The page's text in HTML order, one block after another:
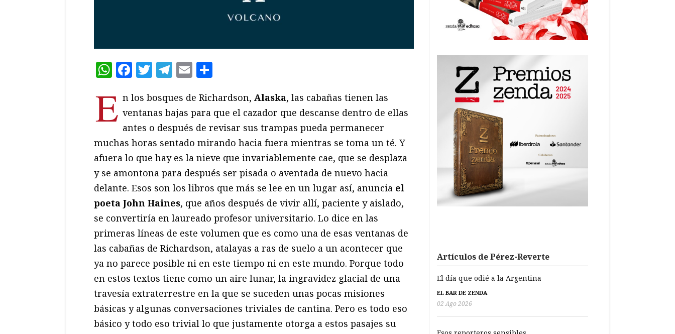
WhatsApp
Facebook
Twitter
Telegram
Email
E n los bosques de Richardson, Alaska, las cabañas tienen las
ventanas bajas para que el cazador que descanse dentro de ellas
antes o después de revisar sus trampas pueda permanecer
muchas horas sentado mirando hacia fuera mientras se toma un té. Y
afuera lo que hay es la nieve que invariablemente cae, que se desplaza
y se amontona para después ser pisada o aventada de nuevo hacia
delante. Esos son los libros que más se lee en un lugar así, anuncia el
poeta John Haines, que años después de vivir allí, paciente y aislado,
se convertiría en laureado profesor universitario. Lo dice en las
primeras líneas de este volumen que es como una de esas ventanas de
las cabañas de Richardson, atalayas a ras de suelo a un acontecer que
ya no parece posible ni en este tiempo ni en este mundo. Porque todo
en estos textos tiene como un aire lunar, la ingravidez glacial de una
travesía extraterrestre en la que se suceden unas pocas misiones
básicas y algunas conversaciones triviales de cantina. Pero es todo eso
básico y todo eso trivial lo que justamente otorga a estos pasajes su
Artículos de Pérez-Reverte
El día que odié a la Argentina
EL BAR DE ZENDA
02 Ago 2026